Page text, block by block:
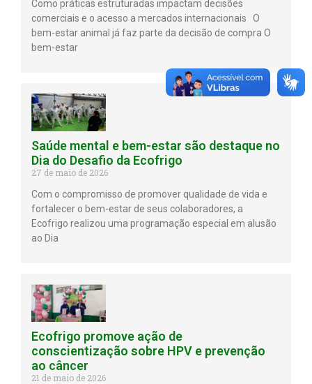
Como práticas estruturadas impactam decisões
comerciais e o acesso a mercados internacionais O
bem-estar animal já faz parte da decisão de compra O
bem-estar
Saúde mental e bem-estar são destaque no
Dia do Desafio da Ecofrigo
27 de maio de 2026
Com o compromisso de promover qualidade de vida e
fortalecer o bem-estar de seus colaboradores, a
Ecofrigo realizou uma programação especial em alusão
ao Dia
Ecofrigo promove ação de
conscientização sobre HPV e prevenção
ao câncer
21 de maio de 2026